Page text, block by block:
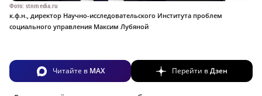
Фото: stnmedia.ru
к.ф.н., директор Научно-исследовательского Института проблем
социального управления Максим Лубяной
Читайте в MAX Перейти вДзен